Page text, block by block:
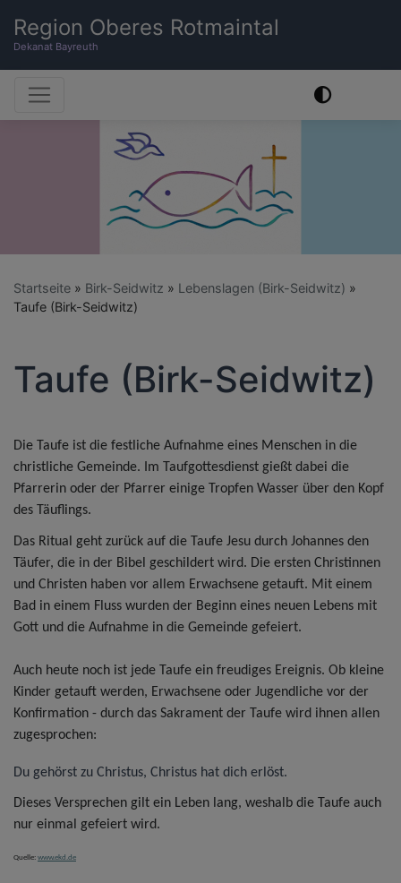
zum
Inhalt
Region Oberes Rotmaintal
Dekanat Bayreuth
Hauptnavigation
Startseite Birk-Seidwitz
Lebenslagen (Birk-Seidwitz)
Taufe (Birk-Seidwitz)
Taufe (Birk-Seidwitz)
Die Taufe ist die festliche Aufnahme eines Menschen in die
christliche Gemeinde. Im Taufgottesdienst gießt dabei die
Pfarrerin oder der Pfarrer einige Tropfen Wasser über den Kopf
des Täuflings.
Das Ritual geht zurück auf die Taufe Jesu durch Johannes den
Täufer, die in der Bibel geschildert wird. Die ersten Christinnen
und Christen haben vor allem Erwachsene getauft. Mit einem
Bad in einem Fluss wurden der Beginn eines neuen Lebens mit
Gott und die Aufnahme in die Gemeinde gefeiert.
Auch heute noch ist jede Taufe ein freudiges Ereignis. Ob kleine
Kinder getauft werden, Erwachsene oder Jugendliche vor der
Konfirmation - durch das Sakrament der Taufe wird ihnen allen
zugesprochen:
Du gehörst zu Christus, Christus hat dich erlöst.
Dieses Versprechen gilt ein Leben lang, weshalb die Taufe auch
nur einmal gefeiert wird.
Quelle: www.ekd.de